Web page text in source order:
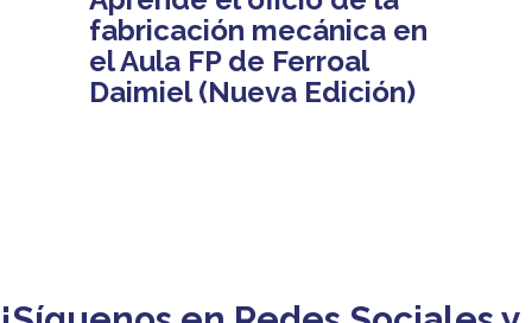
fabricación mecánica en
el Aula FP de Ferroal
Daimiel (Nueva Edición)